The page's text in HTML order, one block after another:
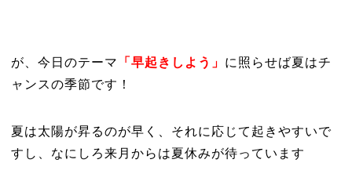
が、今日のテーマ 「早起きしよう」 に照らせば夏はチ
ャンスの季節です！
夏は太陽が昇るのが早く、それに応じて起きやすいで
すし、なにしろ来月からは夏休みが待っています